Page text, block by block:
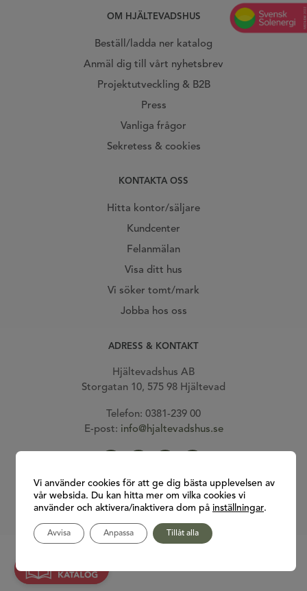
OM HJÄLTEVADSHUS
Beställ/ladda ner katalog
Anmäl dig till vårt nyhetsbrev
Projektutveckling & B2B
Press
Vanliga frågor
Sekretess & cookies
KONTAKTA OSS
Hitta kontor/säljare
Kundcenter
Felanmälan
Visa ditt hus
Vi söker tomt/mark
Jobba hos oss
ADRESS & KONTAKT
Hjältevadshus AB
Storgatan 10, 575 98 Hjältevad
Telefon: 0381-239 00
E-post: info@hjaltevadshus.se
Vi använder cookies för att ge dig bästa upplevelsen av
vår websida. Du kan hitta mer om vilka cookies vi
använder och aktivera/inaktivera dom på inställningar.
Tillåt alla
Avvisa Anpassa